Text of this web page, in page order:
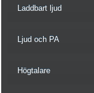
Laddbart ljud
Ljud och PA
Högtalare